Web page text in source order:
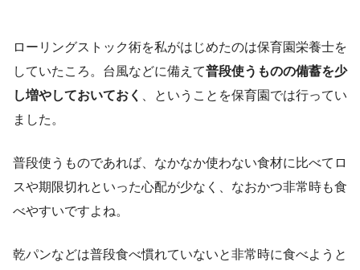
ローリングストック術を私がはじめたのは保育園栄養士を
していたころ。台風などに備えて普段使うものの備蓄を少
し増やしておいておく
、ということを保育園では行ってい
ました。
普段使うものであれば、なかなか使わない食材に比べてロ
スや期限切れといった心配が少なく、なおかつ非常時も食
べやすいですよね。
乾パンなどは普段食べ慣れていないと非常時に食べようと